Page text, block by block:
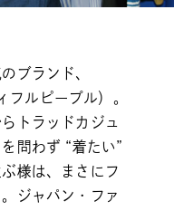
ブランド、
ルピープル）。
トラッドカジュ
問わず “着たい”
様は、まさにフ
ジャパン・ファ